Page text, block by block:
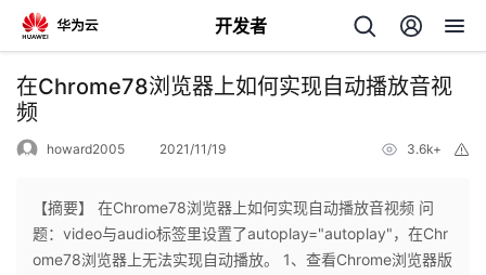
开发者
返
回
个
在Chrome78浏览器上如何实现自动播放音视
频
howard2005 2021/11/19 3.6k+
【摘要】 在Chrome78浏览器上如何实现自动播放音视频 问
题：video与audio标签里设置了autoplay="autoplay"，在Chr
ome78浏览器上无法实现自动播放。 1、查看Chrome浏览器版